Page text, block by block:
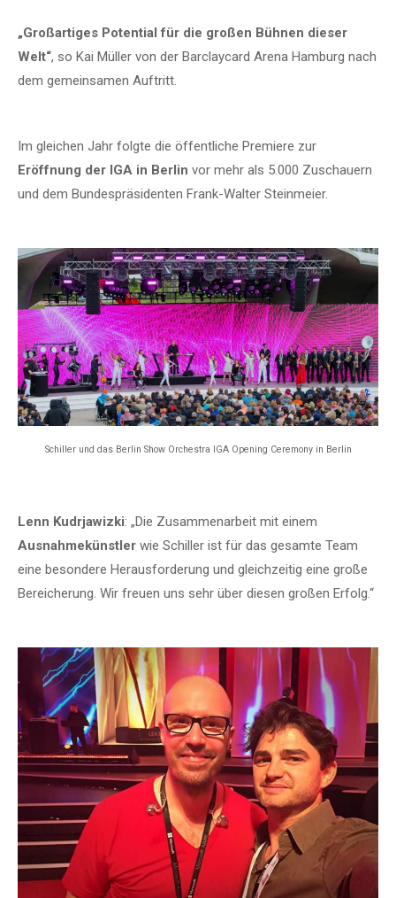
„Großartiges Potential für die großen Bühnen dieser
Welt“, so Kai Müller von der Barclaycard Arena Hamburg nach
dem gemeinsamen Auftritt.
Im gleichen Jahr folgte die öffentliche Premiere zur
Eröffnung der IGA in Berlin vor mehr als 5.000 Zuschauern
und dem Bundespräsidenten Frank-Walter Steinmeier.
Schiller und das Berlin Show Orchestra IGA Opening Ceremony in Berlin
Lenn Kudrjawizki: „Die Zusammenarbeit mit einem
Ausnahmekünstler wie Schiller ist für das gesamte Team
eine besondere Herausforderung und gleichzeitig eine große
Bereicherung. Wir freuen uns sehr über diesen großen Erfolg.“